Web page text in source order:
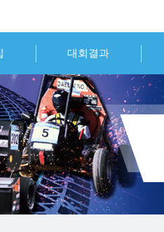
대회결과
2025
역대 대회